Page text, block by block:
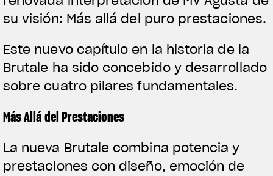
su visión: Más allá del puro prestaciones.
Este nuevo capítulo en la historia de la
Brutale ha sido concebido y desarrollado
sobre cuatro pilares fundamentales.
Más Allá del Prestaciones
La nueva Brutale combina potencia y
prestaciones con diseño, emoción de